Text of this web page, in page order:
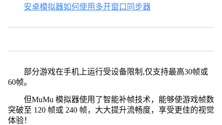
安卓模拟器如何使用多开窗口同步器
部分游戏在手机上运行受设备限制,仅支持最高30帧或
60帧。
但MuMu 模拟器使用了智能补帧技术，能够使游戏帧数
突破至 120 帧或 240 帧，大大提升流畅度，享受更佳的视觉
体验！